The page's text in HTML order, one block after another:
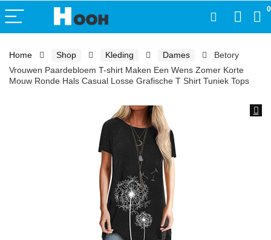
0
Home Shop Kleding Dames
Betory
Vrouwen Paardebloem T-shirt Maken Een Wens Zomer Korte
Mouw Ronde Hals Casual Losse Grafische T Shirt Tuniek Tops